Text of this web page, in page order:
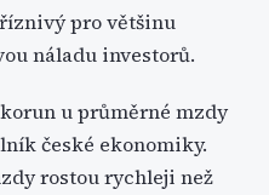
pro většinu
náladu investorů.
u průměrné mzdy
české ekonomiky.
rostou rychleji než